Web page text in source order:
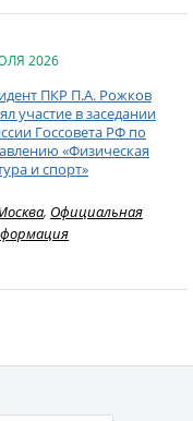
2026
ПКР П.А. Рожков
участие в заседании
Госсовета РФ по
«Физическая
и спорт»
, Официальная